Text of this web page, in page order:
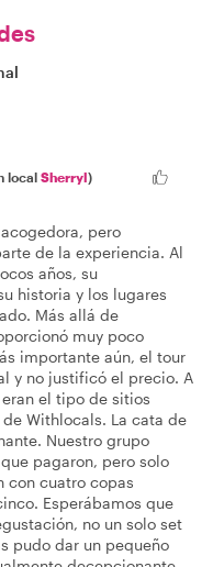
local Sherryl)
pero
de la experiencia. Al
años, su
historia y los lugares
Más allá de
muy poco
importante aún, el tour
y no justificó el precio. A
el tipo de sitios
Withlocals. La cata de
Nuestro grupo
pagaron, pero solo
con cuatro copas
Esperábamos que
no un solo set
pudo dar un pequeño